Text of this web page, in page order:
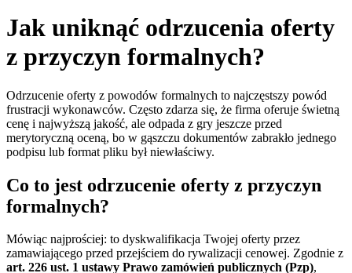
Jak uniknąć odrzucenia oferty
z przyczyn formalnych?
Odrzucenie oferty z powodów formalnych to najczęstszy powód
frustracji wykonawców. Często zdarza się, że firma oferuje świetną
cenę i najwyższą jakość, ale odpada z gry jeszcze przed
merytoryczną oceną, bo w gąszczu dokumentów zabrakło jednego
podpisu lub format pliku był niewłaściwy.
Co to jest odrzucenie oferty z przyczyn
formalnych?
Mówiąc najprościej: to dyskwalifikacja Twojej oferty przez
zamawiającego przed przejściem do rywalizacji cenowej. Zgodnie z
art. 226 ust. 1 ustawy Prawo zamówień publicznych (Pzp),